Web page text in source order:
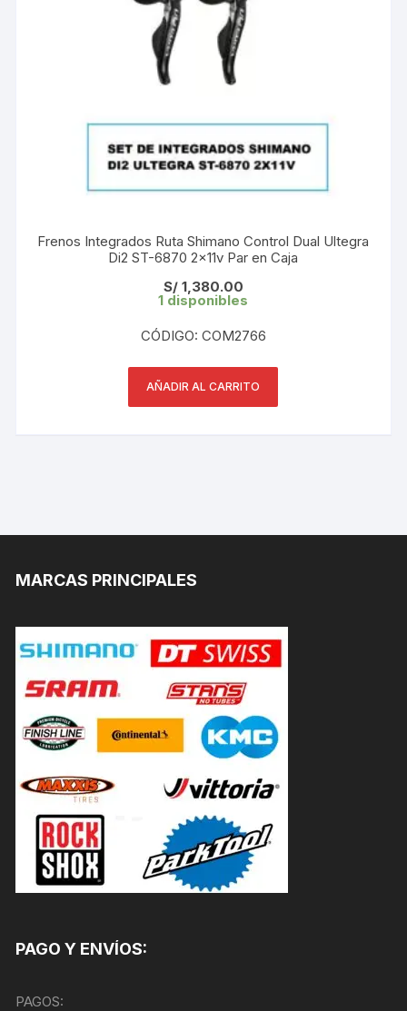
Frenos Integrados Ruta Shimano Control Dual Ultegra
Di2 ST-6870 2x11v Par en Caja
S/1,380.00
1 disponibles
CÓDIGO: COM2766
AÑADIR AL CARRITO
MARCAS PRINCIPALES
PAGO Y ENVÍOS:
PAGOS: